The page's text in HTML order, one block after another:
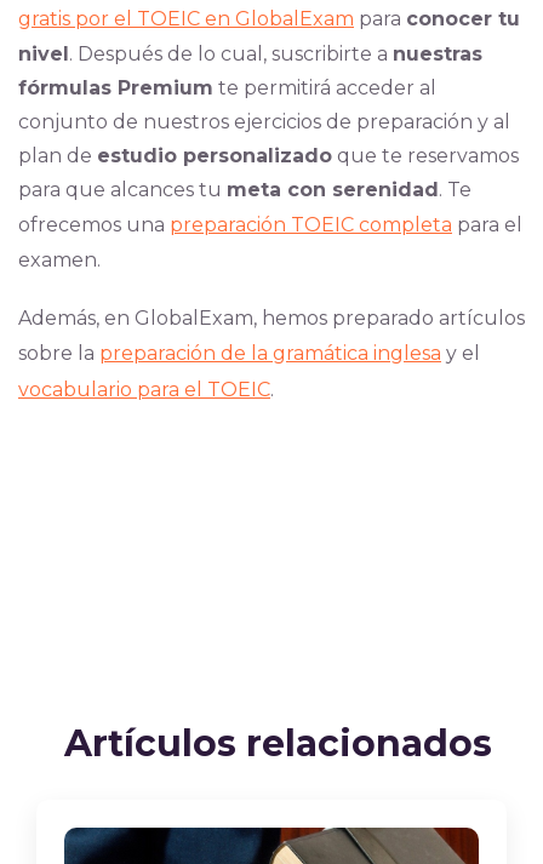
gratis por el TOEIC en GlobalExam para conocer tu
nivel. Después de lo cual, suscribirte a nuestras
fórmulas Premium te permitirá acceder al
conjunto de nuestros ejercicios de preparación y al
plan de estudio personalizado que te reservamos
para que alcances tu meta con serenidad. Te
ofrecemos una preparación TOEIC completa para el
examen.
Además, en GlobalExam, hemos preparado artículos
sobre la preparación de la gramática inglesa y el
vocabulario para el TOEIC.
Artículos relacionados